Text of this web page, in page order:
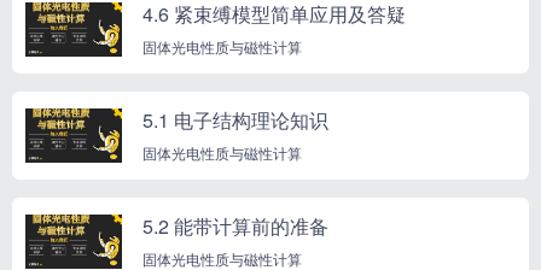
4.6 紧束缚模型简单应用及答疑
固体光电性质与磁性计算
5.1 电子结构理论知识
固体光电性质与磁性计算
5.2 能带计算前的准备
固体光电性质与磁性计算